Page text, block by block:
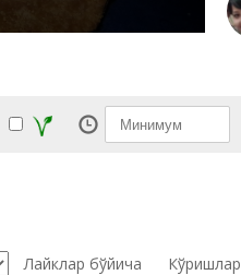
Лайклар бўйича